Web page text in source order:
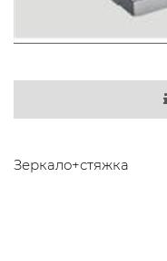
Зеркало+стяжка